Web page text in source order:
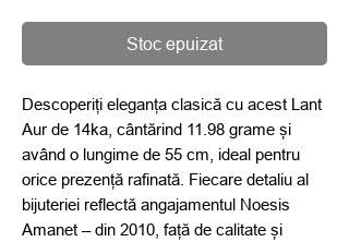
Stoc epuizat
Descoperiți eleganța clasică cu acest Lant
Aur de 14ka, cântărind 11.98 grame și
având o lungime de 55 cm, ideal pentru
orice prezență rafinată. Fiecare detaliu al
bijuteriei reflectă angajamentul Noesis
Amanet – din 2010, față de calitate și